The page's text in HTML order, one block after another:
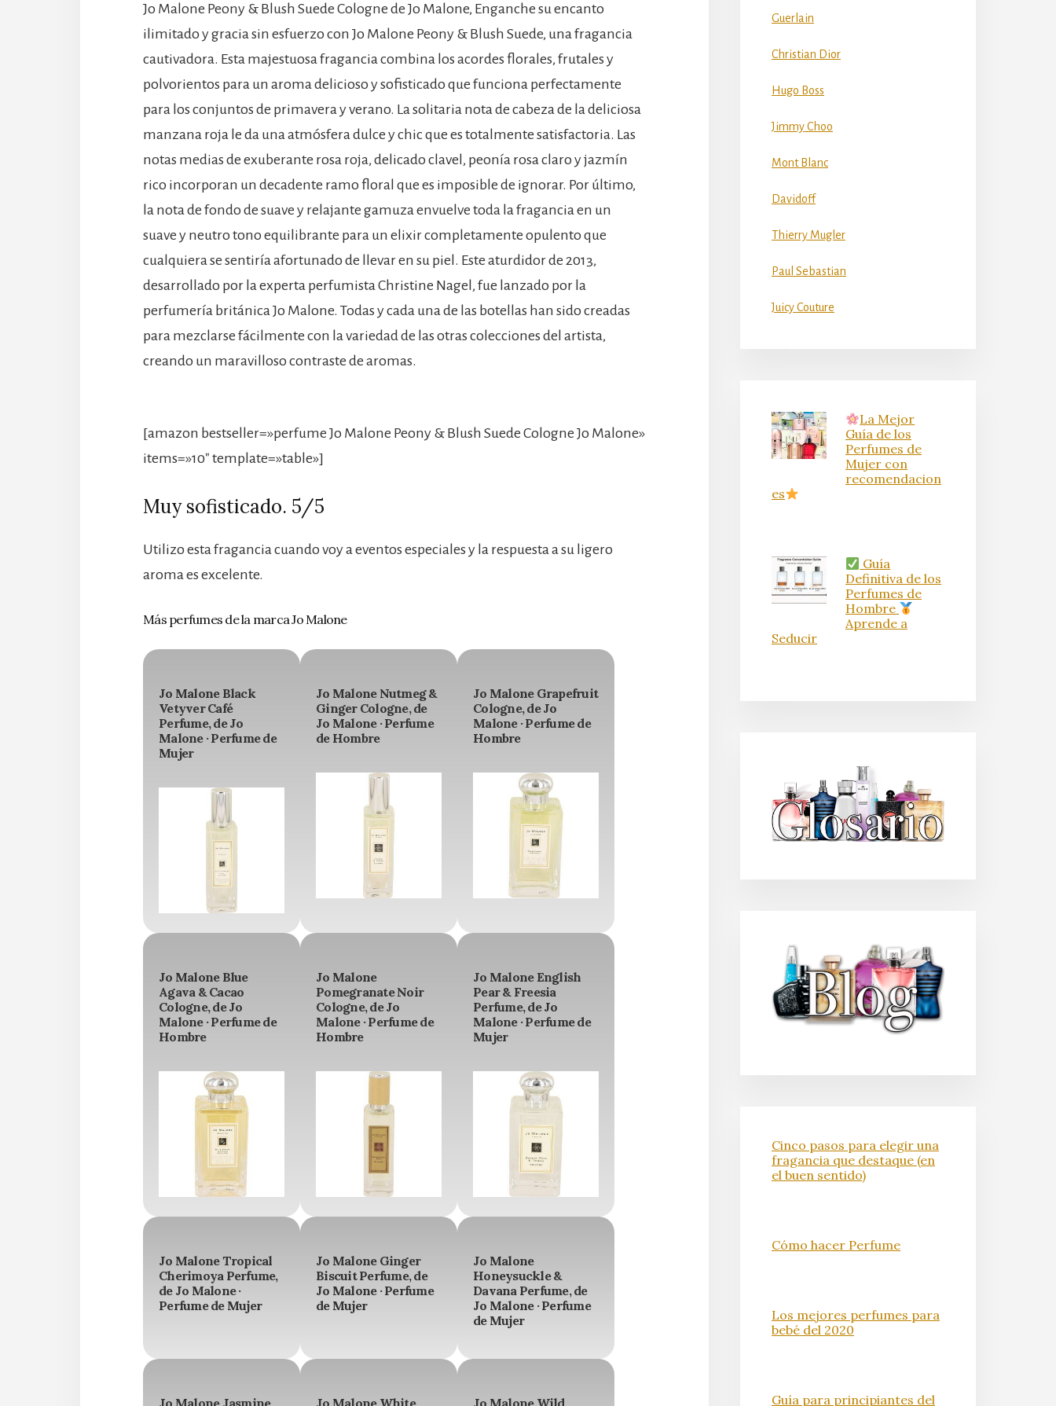
Jo Malone Peony & Blush Suede Cologne de Jo Malone, Enganche su encanto
ilimitado y gracia sin esfuerzo con Jo Malone Peony & Blush Suede, una fragancia
cautivadora. Esta majestuosa fragancia combina los acordes florales, frutales y
polvorientos para un aroma delicioso y sofisticado que funciona perfectamente
para los conjuntos de primavera y verano. La solitaria nota de cabeza de la deliciosa
manzana roja le da una atmósfera dulce y chic que es totalmente satisfactoria. Las
notas medias de exuberante rosa roja, delicado clavel, peonía rosa claro y jazmín
rico incorporan un decadente ramo floral que es imposible de ignorar. Por último,
la nota de fondo de suave y relajante gamuza envuelve toda la fragancia en un
suave y neutro tono equilibrante para un elixir completamente opulento que
cualquiera se sentiría afortunado de llevar en su piel. Este aturdidor de 2013,
desarrollado por la experta perfumista Christine Nagel, fue lanzado por la
perfumería británica Jo Malone. Todas y cada una de las botellas han sido creadas
para mezclarse fácilmente con la variedad de las otras colecciones del artista,
creando un maravilloso contraste de aromas.
[amazon bestseller=»perfume Jo Malone Peony & Blush Suede Cologne Jo Malone»
items=»10″ template=»table»]
Muy sofisticado. 5/5
Utilizo esta fragancia cuando voy a eventos especiales y la respuesta a su ligero
aroma es excelente.
Más perfumes de la marca Jo Malone
Jo Malone Black
Vetyver Café
Perfume, de Jo
Malone · Perfume de
Mujer
Jo Malone Nutmeg &
Ginger Cologne, de
Jo Malone · Perfume
de Hombre
Jo Malone Grapefruit
Cologne, de Jo
Malone · Perfume de
Hombre
Jo Malone Blue
Agava & Cacao
Cologne, de Jo
Malone · Perfume de
Hombre
Jo Malone
Pomegranate Noir
Cologne, de Jo
Malone · Perfume de
Hombre
Jo Malone English
Pear & Freesia
Perfume, de Jo
Malone · Perfume de
Mujer
Jo Malone Tropical
Cherimoya Perfume,
de Jo Malone ·
Perfume de Mujer
Jo Malone Ginger
Biscuit Perfume, de
Jo Malone · Perfume
de Mujer
Jo Malone
Honeysuckle &
Davana Perfume, de
Jo Malone · Perfume
de Mujer
Guerlain
Christian Dior
Hugo Boss
Jimmy Choo
Mont Blanc
Davidoff
Thierry Mugler
Paul Sebastian
Juicy Couture
La Mejor
Guía de los
Perfumes de
Mujer con
recomendacion
es
Guía
Definitiva de los
Perfumes de
Hombre
Aprende a
Seducir
Cinco pasos para elegir una
fragancia que destaque (en
el buen sentido)
Cómo hacer Perfume
Los mejores perfumes para
bebé del 2020
Guía para principiantes del